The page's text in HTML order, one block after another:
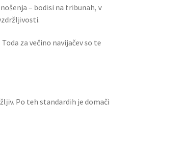
– bodisi na tribunah, v
za večino navijačev so te
Po teh standardih je domači